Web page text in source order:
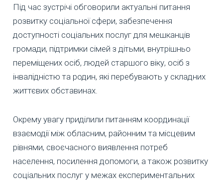
Під час зустрічі обговорили актуальні питання
розвитку соціальної сфери, забезпечення
доступності соціальних послуг для мешканців
громади, підтримки сімей з дітьми, внутрішньо
переміщених осіб, людей старшого віку, осіб з
інвалідністю та родин, які перебувають у складних
життєвих обставинах.
Окрему увагу приділили питанням координації
взаємодії між обласним, районним та місцевим
рівнями, своєчасного виявлення потреб
населення, посилення допомоги, а також розвитку
соціальних послуг у межах експериментальних